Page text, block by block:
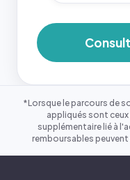
*Lorsque le parcours de
appliqués sont ceux
supplémentaire lié à
remboursables